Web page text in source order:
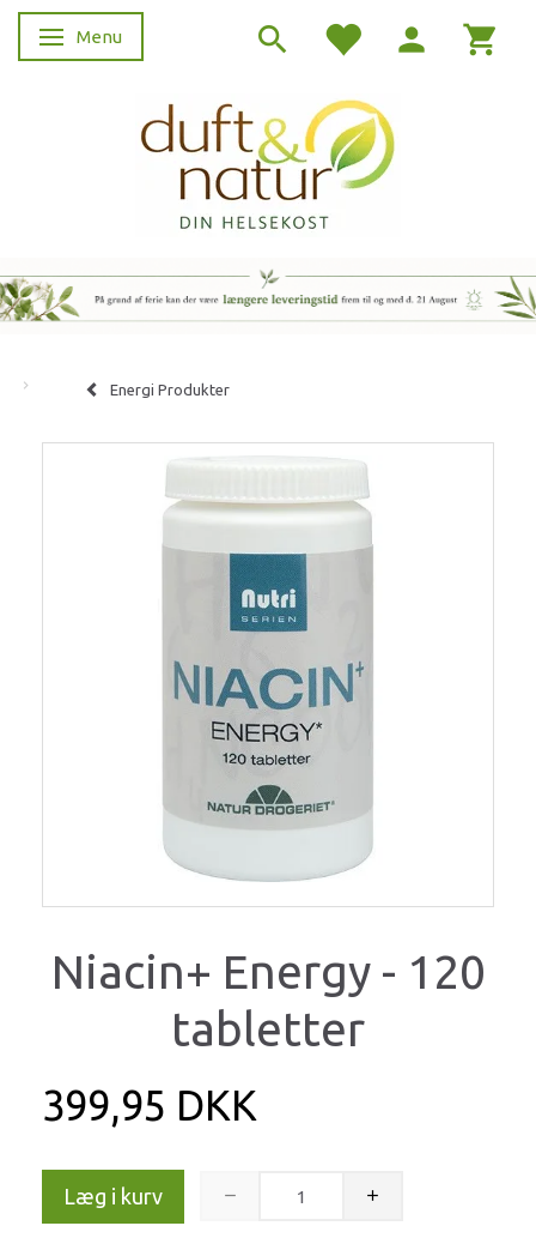
Skifte navigation
Menu
Energi Produkter
Niacin+ Energy - 120
tabletter
399,95 DKK
Læg i kurv